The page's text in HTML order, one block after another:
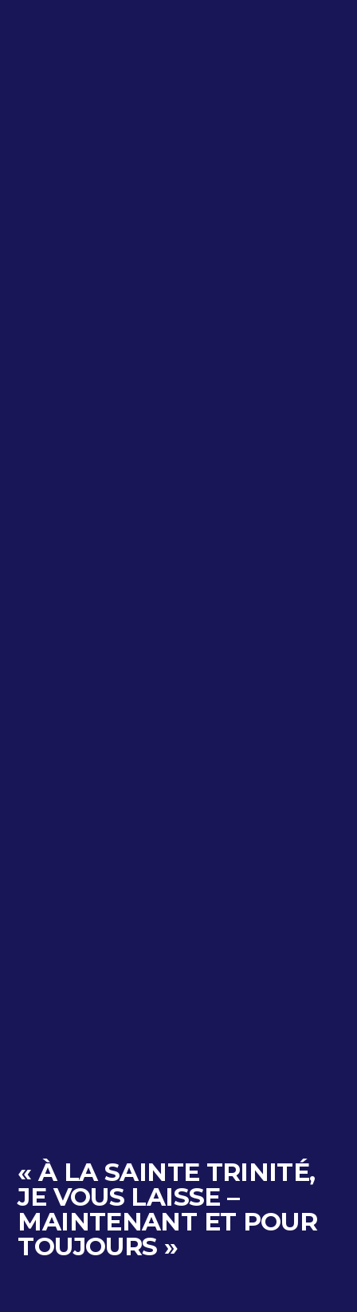
« À LA SAINTE TRINITÉ,
JE VOUS LAISSE –
MAINTENANT ET POUR
TOUJOURS »